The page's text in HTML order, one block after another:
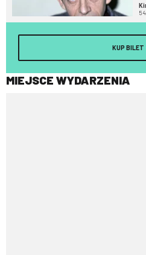
KUP BILET
MIEJSCE WYDARZENIA